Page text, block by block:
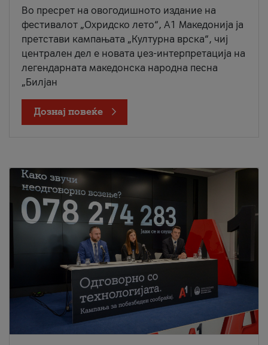
Во пресрет на овогодишното издание на
фестивалот „Охридско лето“, А1 Македонија ја
претстави кампањата „Културна врска“, чиј
централен дел е новата џез-интерпретација на
легендарната македонска народна песна
„Билјан
Дознај повеќе